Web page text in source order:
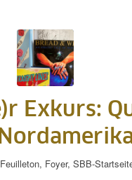
Exkurs:
Feuilleton, Foyer, SBB-